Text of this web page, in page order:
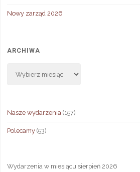
Nowy zarząd 2026
ARCHIWA
Nasze wydarzenia(157)
Polecamy(53)
Wydarzenia w miesiącu sierpień 2026